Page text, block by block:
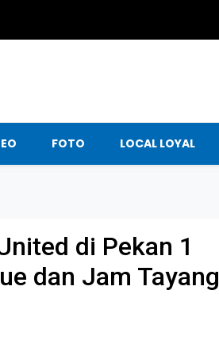
FOTO LOCAL LOYAL
di Pekan 1
dan Jam Tayang